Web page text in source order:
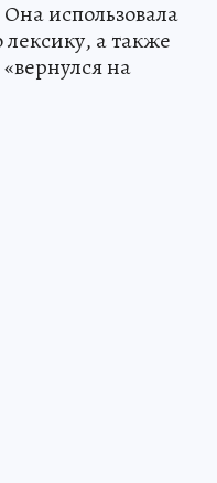
использовала
а также
на